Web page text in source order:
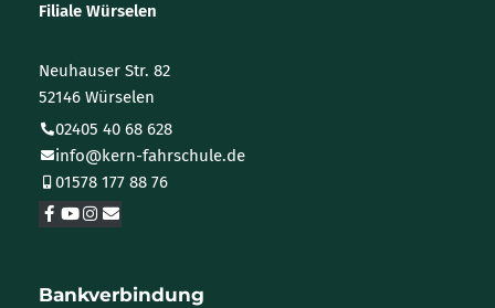
Filiale Würselen
Neuhauser Str. 82
52146 Würselen
02405 40 68 628
info@kern-fahrschule.de
01578 177 88 76
Bankverbindung